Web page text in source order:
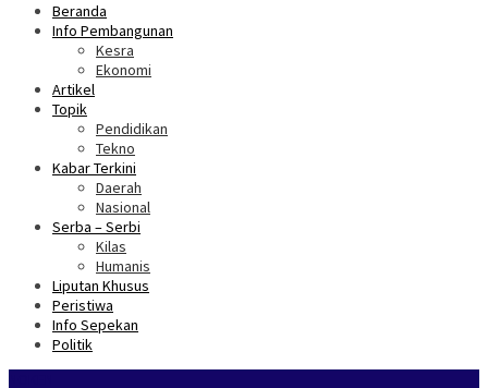
Beranda
Info Pembangunan
Kesra
Ekonomi
Artikel
Topik
Pendidikan
Tekno
Kabar Terkini
Daerah
Nasional
Serba – Serbi
Kilas
Humanis
Liputan Khusus
Peristiwa
Info Sepekan
Politik